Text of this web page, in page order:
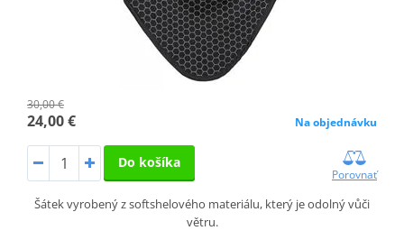
30,00 €
24,00 € Na objednávku
Do košíka
Porovnať
Šátek vyrobený z softshelového materiálu, který je odolný vůči
větru.